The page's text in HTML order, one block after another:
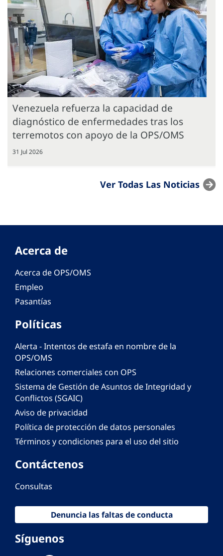
Venezuela refuerza la capacidad de
diagnóstico de enfermedades tras los
terremotos con apoyo de la OPS/OMS
31 Jul 2026
Ver Todas Las Noticias
Acerca de
Acerca de OPS/OMS
Empleo
Pasantías
Políticas
Alerta - Intentos de estafa en nombre de la
OPS/OMS
Relaciones comerciales con OPS
Sistema de Gestión de Asuntos de Integridad y
Conflictos (SGAIC)
Aviso de privacidad
Política de protección de datos personales
Términos y condiciones para el uso del sitio
Contáctenos
Consultas
Denuncia las faltas de conducta
Síguenos